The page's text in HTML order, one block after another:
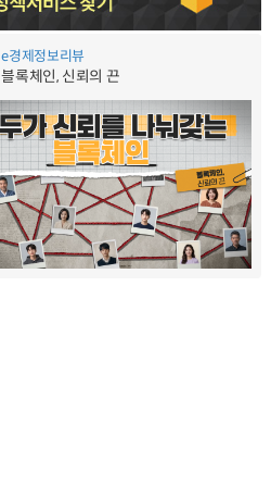
e경제정보리뷰
블록체인, 신뢰의 끈